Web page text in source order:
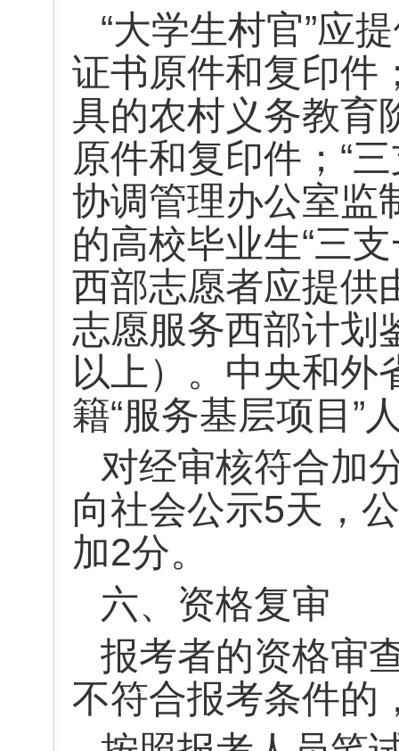
“大学生村官”应
证书原件和复印件
具的农村义务教育
原件和复印件；“
协调管理办公室监
的高校毕业生“三
西部志愿者应提供
志愿服务西部计划
以上）。中央和外
籍“服务基层项目”
对经审核符合加
向社会公示5天，
加2分。
六、资格复审
报考者的资格审
不符合报考条件的